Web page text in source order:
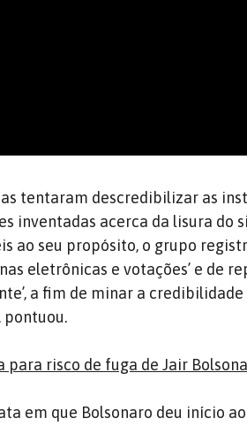
tentaram descredibilizar as
inventadas acerca da lisura do
ao seu propósito, o grupo
eletrônicas e votações’ e de
a fim de minar a credibilidade
pontuou.
para risco de fuga de Jair
em que Bolsonaro deu início